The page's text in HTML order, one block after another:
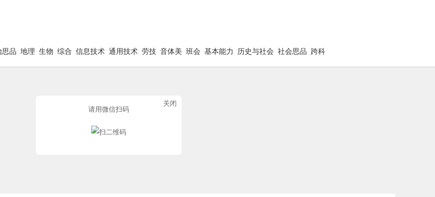
品 地理 生物 综合 信息技术 通用技术 劳技 音体美 班会 基本能力 历史与社会 社会思品 跨科
请用微信扫码
关闭